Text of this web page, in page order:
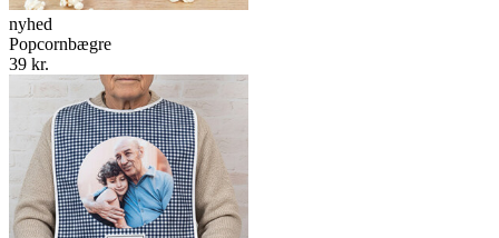
nyhed
Popcornbægre
39 kr.